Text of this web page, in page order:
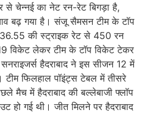
से चेन्नई का नेट रन-रेट बिगड़ा है,
बढ़ गया है। संजू सैमसन टीम के टॉप
की स्ट्राइक रेट से 450 रन
विकेट लेकर टीम के टॉप विकेट टेकर
हैदराबाद ने इस सीजन 12 में
फिलहाल पॉइंट्स टेबल में तीसरे
मैच में हैदराबाद की बल्लेबाजी फ्लॉप
गई थी। जीत मिलने पर हैदराबाद